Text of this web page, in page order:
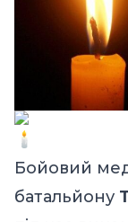
Бойовий
батальйону